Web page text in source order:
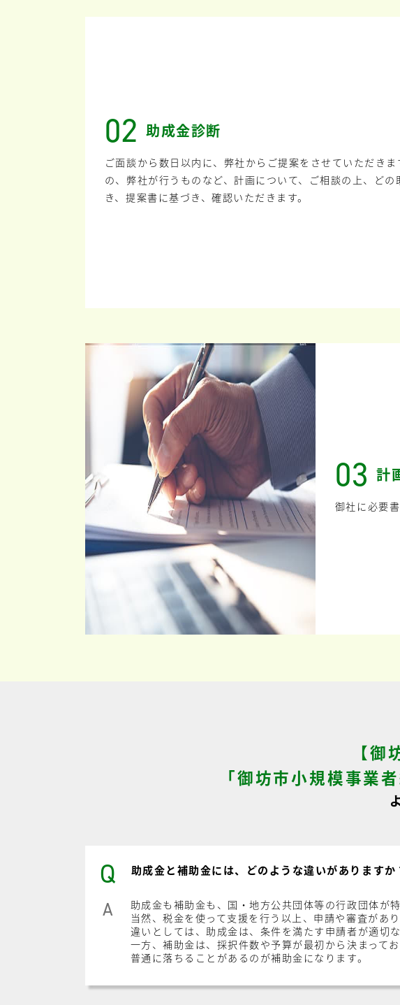
02 助成金診断
ご面談から数日以内に、弊社からご提案をさせていただき
の、弊社が行うものなど、計画について、ご相談の上、ど
き、提案書に基づき、確認いただきます。
03 計
御社に必要
【御
「御坊市小規模事業
Q 助成金と補助金には、どのような違いがありますか
A
助成金も補助金も、国・地方公共団体等の行政団体が
当然、税金を使って支援を行う以上、申請や審査があ
違いとしては、助成金は、条件を満たす申請者が適切
一方、補助金は、採択件数や予算が最初から決まって
普通に落ちることがあるのが補助金になります。